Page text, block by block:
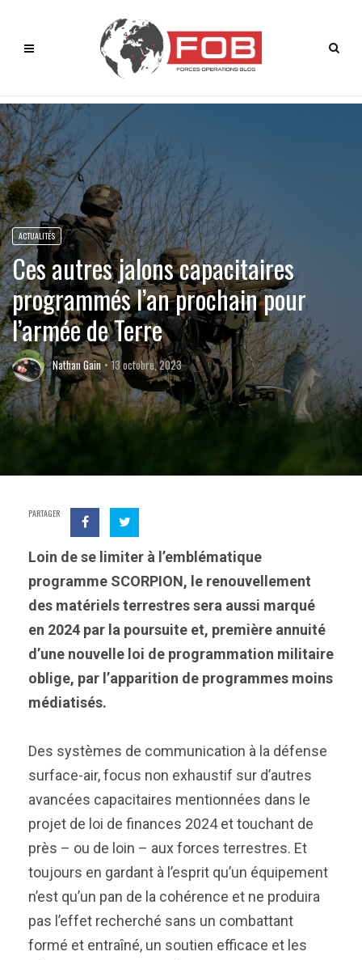
ACTUALITÉS
Ces autres jalons capacitaires
programmés l’an prochain pour
l’armée de Terre
Nathan Gain 13 octobre, 2023
PARTAGER
Loin de se limiter à l’emblématique
programme SCORPION, le renouvellement
des matériels terrestres sera aussi marqué
en 2024 par la poursuite et, première annuité
d’une nouvelle loi de programmation militaire
oblige, par l’apparition de programmes moins
médiatisés.
Des systèmes de communication à la défense
surface-air, focus non exhaustif sur d’autres
avancées capacitaires mentionnées dans le
projet de loi de finances 2024 et touchant de
près – ou de loin – aux forces terrestres. Et
toujours en gardant à l’esprit qu’un équipement
n’est qu’un pan de la cohérence et ne produira
pas l’effet recherché sans un combattant
formé et entraîné, un soutien efficace et les